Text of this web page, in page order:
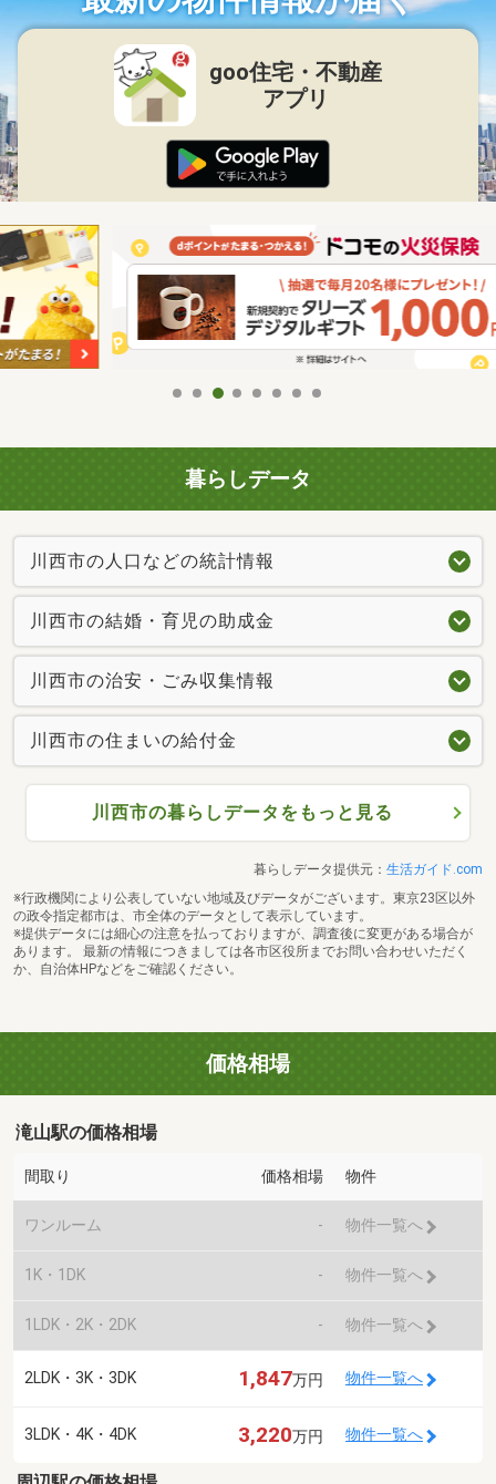
goo住宅・不動産
アプリ
暮らしデータ
川西市の人口などの統計情報
川西市の結婚・育児の助成金
川西市の治安・ごみ収集情報
川西市の住まいの給付金
川西市の暮らしデータをもっと見る
暮らしデータ提供元： 生活ガイド.com
※行政機関により公表していない地域及びデータがございます。東京23区以外
の政令指定都市は、市全体のデータとして表示しています。
※提供データには細心の注意を払っておりますが、調査後に変更がある場合が
あります。 最新の情報につきましては各市区役所までお問い合わせいただく
か、自治体HPなどをご確認ください。
価格相場
滝山駅の価格相場
間取り 価格相場 物件
ワンルーム - 物件一覧へ
1K・1DK - 物件一覧へ
1LDK・2K・2DK - 物件一覧へ
2LDK・3K・3DK 1,847万円 物件一覧へ
3LDK・4K・4DK 3,220万円 物件一覧へ